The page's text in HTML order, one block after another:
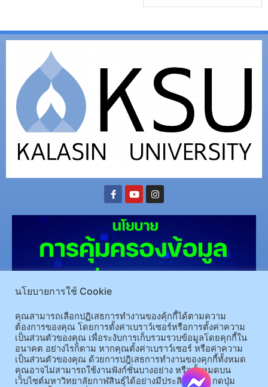
(อ.นามน)13 หมู่ 14 ต.สงเปลือย อ.นามน จ.กาฬสินธุ์ 46230โทรศัพท์ : 043-602-055 โทรสาร :
043-602-044
(อ.เมือง)62/1 ถ.เกษตรสมบูรณ์ ต.กาฬสินธุ์ อ.เมือง จ.กาฬสินธุ์ 46000 โทรศัพท์ 043-811128 08-
64584360 โทรสาร 043-813070
นโยบายการใช้ Cookie
คุณสามารถเลือกปฏิเสธการทำงานของคุ้กกี้ได้ตามความ
ต้องการของคุณ โดยการตั้งค่าเบราว์เซอร์หรือการตั้งค่าความ
เป็นส่วนตัวของคุณ เพื่อระงับการเก็บรวมรวบข้อมูลโดยคุกกี้ใน
อนาคต อย่างไรก็ตาม หากคุณตั้งค่าเบราว์เซอร์ หรือค่าความ
เป็นส่วนตัวของคุณ ด้วยการปฎิเสธการทำงานของคุกกี้ทั้งหมด
คุณอาจไม่สามารถใช้งานฟังก์ชั่นบางอย่าง หรือทั้งหมดบน
เว็บไซต์มหาวิทยาลัยกาฬสินธุ์ได้อย่างมีประสิทธิภาพ กดปุ่ม